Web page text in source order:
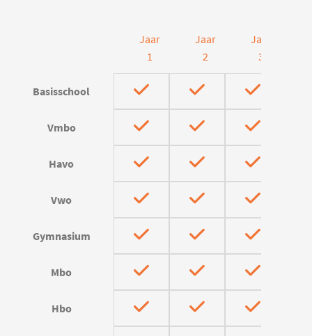
Jaar
1
Jaar
2
Jaar
3
Basisschool
Vmbo
Havo
Vwo
Gymnasium
Mbo
Hbo